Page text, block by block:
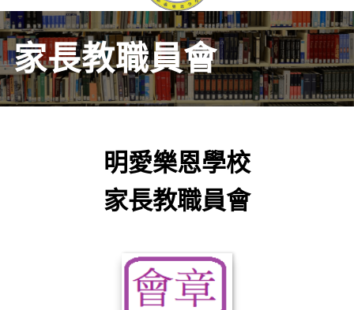
家長教職員會
明愛樂恩學校
家長教職員會